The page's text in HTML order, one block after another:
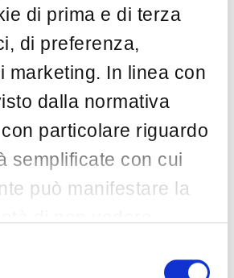
di prima e di terza
di preferenza,
marketing. In linea con
dalla normativa
particolare riguardo
semplificate con cui
può manifestare la
di non vedere
Feb 28
AI(5)
ASSINTEL (1)
Awareness(2)